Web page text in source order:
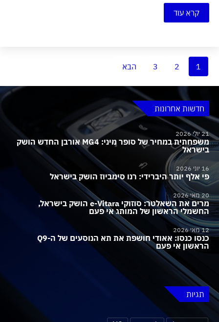
קרא עוד
1
2
3 הבא
חדשות אחרונות
21 יולי 2026
משפחתית במחיר של סופר מיני: MG4 אורבן החדש הושק
בישראל
16 יוני 2026
פי אלף יותר היברידי: רנו סימביוז הושק בישראל
20 מאי 2026
מרים את השאלטר: סוזוקי e-Vitara הושק בישראל,
החשמלי הראשון של המותג אי פעם
12 מאי 2026
כנסו כנסו: אאודי חושפת את תא הנוסעים של ה-Q9
הראשון אי פעם
תגיות